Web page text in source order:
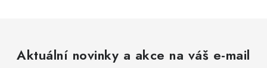
Aktuální novinky a akce na váš e-mail